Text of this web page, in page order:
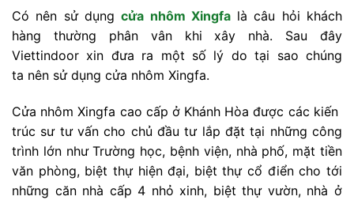
Có nên sử dụngcửa nhôm Xingfalà câu hỏi khách
hàng thường phân vân khi xây nhà. Sau đây
Viettindoor xin đưa ra một số lý do tại sao chúng
ta nên sử dụng cửa nhôm Xingfa.
Cửa nhôm Xingfa cao cấp ở Khánh Hòa được các kiến ​​
trúc sư tư vấn cho chủ đầu tư lắp đặt tại những công
trình lớn như Trường học, bệnh viện, nhà phố, mặt tiền
văn phòng, biệt thự hiện đại, biệt thự cổ điển cho tới
những căn nhà cấp 4 nhỏ xinh, biệt thự vườn, nhà ở